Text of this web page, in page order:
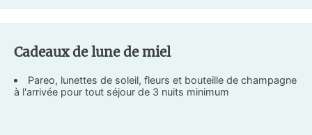
Cadeaux de lune de miel
Pareo, lunettes de soleil, fleurs et bouteille de champagne
à l'arrivée pour tout séjour de 3 nuits minimum